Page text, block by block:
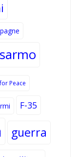
Peace
F-35
guerra